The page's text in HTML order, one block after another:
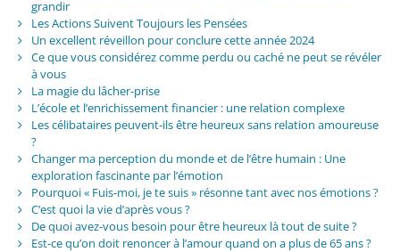
grandir
Les Actions Suivent Toujours les Pensées
Un excellent réveillon pour conclure cette année 2024
Ce que vous considérez comme perdu ou caché ne peut se révéler
à vous
La magie du lâcher-prise
L’école et l’enrichissement financier : une relation complexe
Les célibataires peuvent-ils être heureux sans relation amoureuse
?
Changer ma perception du monde et de l’être humain : Une
exploration fascinante par l’émotion
Pourquoi « Fuis-moi, je te suis » résonne tant avec nos émotions ?
C’est quoi la vie d’après vous ?
De quoi avez-vous besoin pour être heureux là tout de suite ?
Est-ce qu’on doit renoncer à l’amour quand on a plus de 65 ans ?